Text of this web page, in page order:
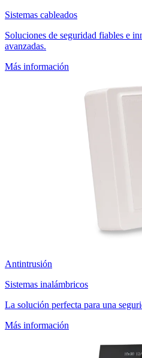
Sistemas cableados
Soluciones de seguridad fiables e
avanzadas.
Más información
Antintrusión
Sistemas inalámbricos
La solución perfecta para una
Más información